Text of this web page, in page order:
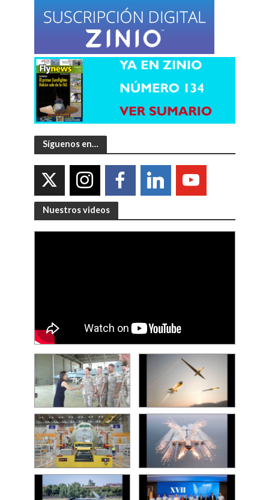
Síguenos en…
Nuestros videos